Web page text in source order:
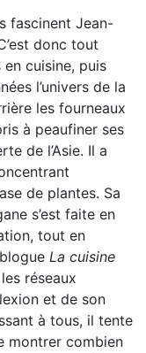
fascinent Jean-
donc tout
en cuisine, puis
l’univers de la
les fourneaux
à peaufiner ses
de l’Asie. Il a
de plantes. Sa
s’est faite en
tout en
La cuisine
réseaux
et de son
à tous, il tente
montrer combien